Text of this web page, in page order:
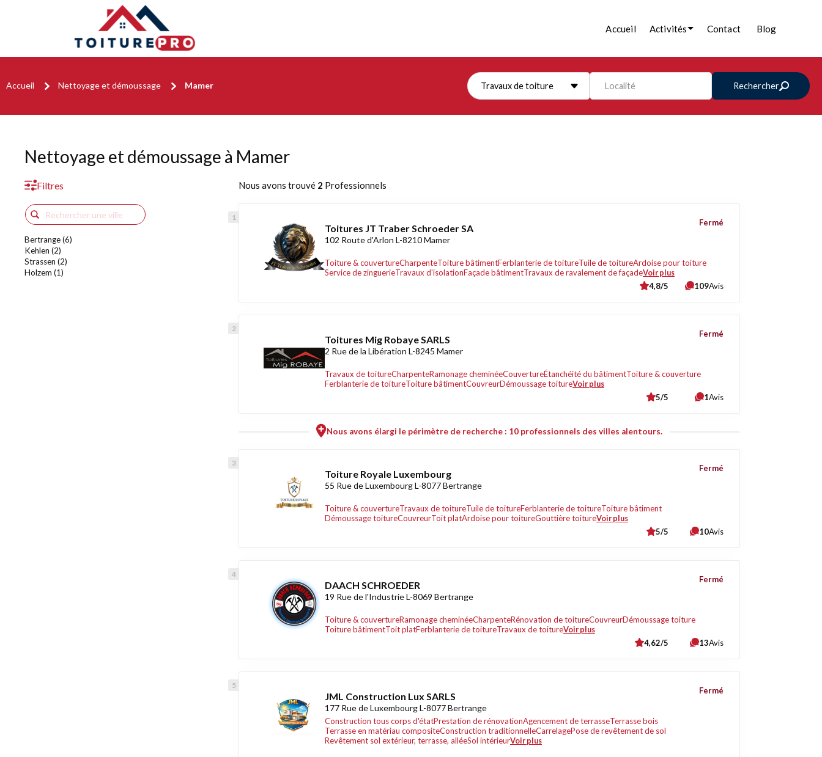
Accueil Activités Contact Blog
Accueil Nettoyage et démoussage Mamer Travaux de toiture Localité Rechercher
Nettoyage et démoussage à Mamer
Filtres
Bertrange (6)
Kehlen (2)
Strassen (2)
Holzem (1)
Nous avons trouvé 2 Professionnels
Toitures JT Traber Schroeder SA
102 Route d'Arlon L-8210 Mamer
Toiture & couvertureCharpenteToiture bâtimentFerblanterie de toitureTuile de toitureArdoise pour toiture
Service de zinguerieTravaux d'isolationFaçade bâtimentTravaux de ravalement de façadeVoir plus
Fermé
4,8/5 109Avis
Toitures Mig Robaye SARLS
2 Rue de la Libération L-8245 Mamer
Travaux de toitureCharpenteRamonage cheminéeCouvertureÉtanchéité du bâtimentToiture & couverture
Ferblanterie de toitureToiture bâtimentCouvreurDémoussage toitureVoir plus
Fermé
5/5 1Avis
Nous avons élargi le périmètre de recherche : 10 professionnels des villes alentours.
Toiture Royale Luxembourg
55 Rue de Luxembourg L-8077 Bertrange
Toiture & couvertureTravaux de toitureTuile de toitureFerblanterie de toitureToiture bâtiment
Démoussage toitureCouvreurToit platArdoise pour toitureGouttière toitureVoir plus
Fermé
5/5 10Avis
DAACH SCHROEDER
19 Rue de l'Industrie L-8069 Bertrange
Toiture & couvertureRamonage cheminéeCharpenteRénovation de toitureCouvreurDémoussage toiture
Toiture bâtimentToit platFerblanterie de toitureTravaux de toitureVoir plus
Fermé
4,62/5 13Avis
JML Construction Lux SARLS
177 Rue de Luxembourg L-8077 Bertrange
Construction tous corps d'étatPrestation de rénovationAgencement de terrasseTerrasse bois
Terrasse en matériau compositeConstruction traditionnelleCarrelagePose de revêtement de sol
Revêtement sol extérieur, terrasse, alléeSol intérieurVoir plus
Fermé